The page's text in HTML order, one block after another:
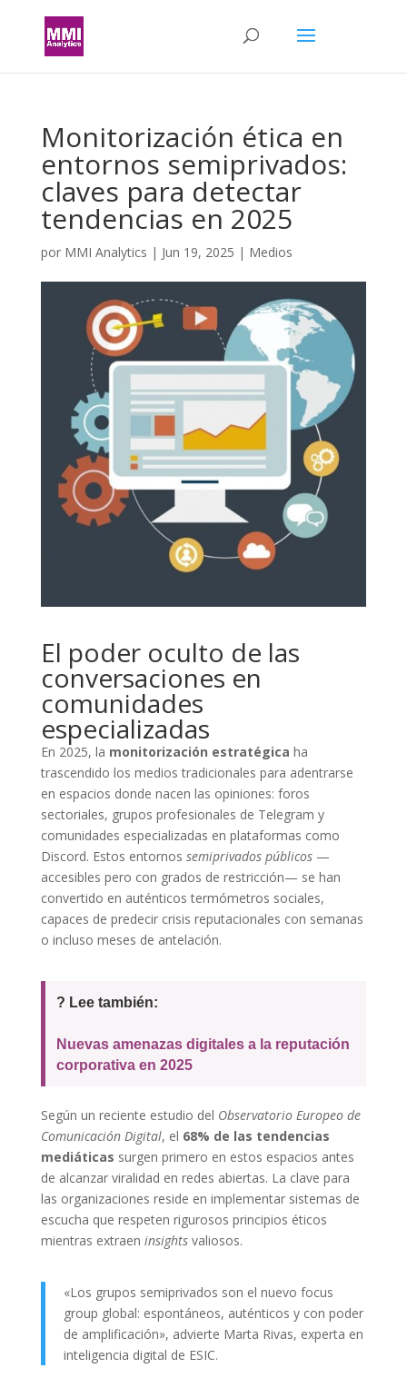
Monitorización ética en
entornos semiprivados:
claves para detectar
tendencias en 2025
por MMI Analytics | Jun 19, 2025 | Medios
El poder oculto de las
conversaciones en
comunidades
especializadas
En 2025, la monitorización estratégica ha
trascendido los medios tradicionales para adentrarse
en espacios donde nacen las opiniones: foros
sectoriales, grupos profesionales de Telegram y
comunidades especializadas en plataformas como
Discord. Estos entornos semiprivados públicos—
accesibles pero con grados de restricción— se han
convertido en auténticos termómetros sociales,
capaces de predecir crisis reputacionales con semanas
o incluso meses de antelación.
? Lee también:
Nuevas amenazas digitales a la reputación
corporativa en 2025
Según un reciente estudio del Observatorio Europeo de
Comunicación Digital, el 68% de las tendencias
mediáticas surgen primero en estos espacios antes
de alcanzar viralidad en redes abiertas. La clave para
las organizaciones reside en implementar sistemas de
escucha que respeten rigurosos principios éticos
mientras extraen insightsvaliosos.
«Los grupos semiprivados son el nuevo focus
group global: espontáneos, auténticos y con poder
de amplificación», advierte Marta Rivas, experta en
inteligencia digital de ESIC.